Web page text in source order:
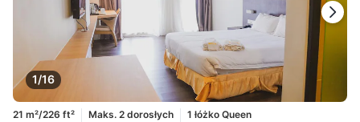
1/16
21 m²/226 ft² Maks. 2 dorosłych
1 łóżko Queen